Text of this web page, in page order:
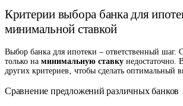
Критерии выбора банка для
минимальной ставкой
Выбор банка для ипотеки – ответственный шаг.
только на минимальную ставку недостаточно.
других критериев‚ чтобы сделать оптимальный
Сравнение предложений различных банков